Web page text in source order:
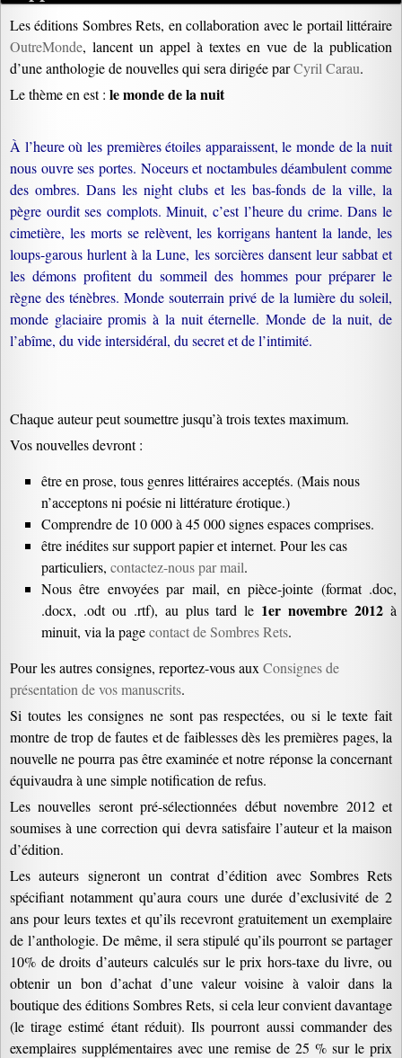
Les éditions Sombres Rets, en collaboration avec le portail littéraire
OutreMonde, lancent un appel à textes en vue de la publication
d’une anthologie de nouvelles qui sera dirigée parCyril Carau.
Le thème en est : le monde de la nuit
À l’heure où les premières étoiles apparaissent, le monde de la nuit
nous ouvre ses portes. Noceurs et noctambules déambulent comme
des ombres. Dans les night clubs et les bas-fonds de la ville, la
pègre ourdit ses complots. Minuit, c’est l’heure du crime. Dans le
cimetière, les morts se relèvent, les korrigans hantent la lande, les
loups-garous hurlent à la Lune, les sorcières dansent leur sabbat et
les démons profitent du sommeil des hommes pour préparer le
règne des ténèbres. Monde souterrain privé de la lumière du soleil,
monde glaciaire promis à la nuit éternelle. Monde de la nuit, de
l’abîme, du vide intersidéral, du secret et de l’intimité.
Chaque auteur peut soumettre jusqu’à trois textes maximum.
Vos nouvelles devront :
être en prose, tous genres littéraires acceptés. (Mais nous
n’acceptons ni poésie ni littérature érotique.)
Comprendre de 10 000 à 45 000 signes espaces comprises.
être inédites sur support papier et internet. Pour les cas
particuliers, contactez-nous par mail.
Nous être envoyées par mail, en pièce-jointe (format .doc,
.docx, .odt ou .rtf), au plus tard le 1er novembre 2012 à
minuit, via la pagecontact de Sombres Rets.
Pour les autres consignes, reportez-vous aux Consignes de
présentation de vos manuscrits.
Si toutes les consignes ne sont pas respectées, ou si le texte fait
montre de trop de fautes et de faiblesses dès les premières pages, la
nouvelle ne pourra pas être examinée et notre réponse la concernant
équivaudra à une simple notification de refus.
Les nouvelles seront pré-sélectionnées début novembre 2012 et
soumises à une correction qui devra satisfaire l’auteur et la maison
d’édition.
Les auteurs signeront un contrat d’édition avec Sombres Rets
spécifiant notamment qu’aura cours une durée d’exclusivité de 2
ans pour leurs textes et qu’ils recevront gratuitement un exemplaire
de l’anthologie. De même, il sera stipulé qu’ils pourront se partager
10% de droits d’auteurs calculés sur le prix hors-taxe du livre, ou
obtenir un bon d’achat d’une valeur voisine à valoir dans la
boutique des éditions Sombres Rets, si cela leur convient davantage
(le tirage estimé étant réduit). Ils pourront aussi commander des
exemplaires supplémentaires avec une remise de 25 % sur le prix